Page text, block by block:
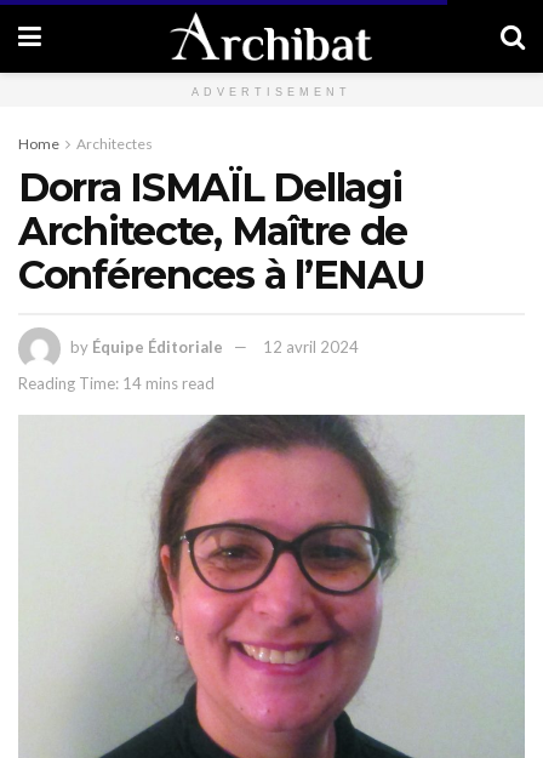
ADVERTISEMENT
Home Architectes
Dorra ISMAÏL Dellagi
Architecte, Maître de
Conférences à l’ENAU
by Équipe Éditoriale
12 avril 2024
Reading Time: 14 mins read